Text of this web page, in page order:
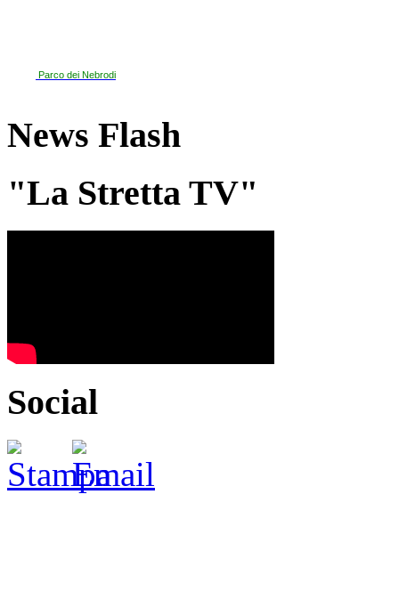
Parco dei Nebrodi
News Flash
"La Stretta TV"
Social